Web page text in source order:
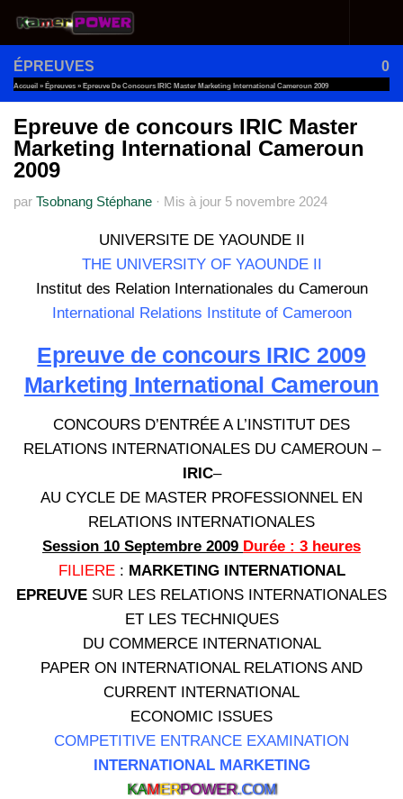
Au dessous du contenu
ÉPREUVES 0
Accueil » Épreuves » Epreuve De Concours IRIC Master Marketing International Cameroun 2009
Epreuve de concours IRIC Master
Marketing International Cameroun
2009
par Tsobnang Stéphane · Mis à jour 5 novembre 2024
UNIVERSITE DE YAOUNDE II
THE UNIVERSITY OF YAOUNDE II
Institut des Relation Internationales du Cameroun
International Relations Institute of Cameroon
Epreuve de concours IRIC 2009
Marketing International Cameroun
CONCOURS D’ENTRÉE A L’INSTITUT DES
RELATIONS INTERNATIONALES DU CAMEROUN –
IRIC–
AU CYCLE DE MASTER PROFESSIONNEL EN
RELATIONS INTERNATIONALES
Session 10 Septembre 2009 Durée : 3 heures
FILIERE: MARKETING INTERNATIONAL
EPREUVE SUR LES RELATIONS INTERNATIONALES
ET LES TECHNIQUES
DU COMMERCE INTERNATIONAL
PAPER ON INTERNATIONAL RELATIONS AND
CURRENT INTERNATIONAL
ECONOMIC ISSUES
COMPETITIVE ENTRANCE EXAMINATION
INTERNATIONAL MARKETING
KAMERPOWER.COM